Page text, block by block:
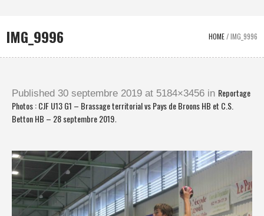
IMG_9996 HOME/IMG_9996
Published 30 septembre 2019 at 5184×3456 in Reportage
Photos : CJF U13 G1 – Brassage territorial vs Pays de Broons HB et C.S.
Betton HB – 28 septembre 2019.